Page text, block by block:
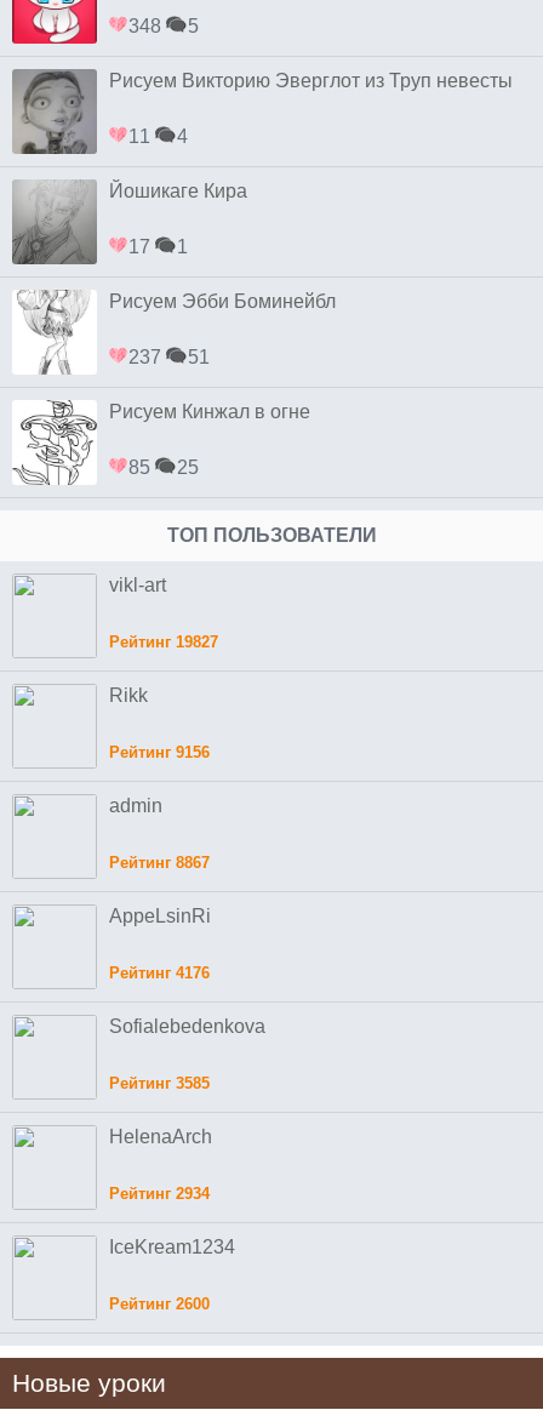
348 5
Рисуем Викторию Эверглот из Труп невесты
11 4
Йошикаге Кира
17 1
Рисуем Эбби Боминейбл
237 51
Рисуем Кинжал в огне
85 25
ТОП ПОЛЬЗОВАТЕЛИ
vikl-art
Рейтинг 19827
Rikk
Рейтинг 9156
admin
Рейтинг 8867
AppeLsinRi
Рейтинг 4176
Sofialebedenkova
Рейтинг 3585
HelenaArch
Рейтинг 2934
IceKream1234
Рейтинг 2600
Новые уроки